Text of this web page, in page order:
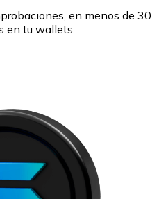
en menos de 30
en tu wallets.